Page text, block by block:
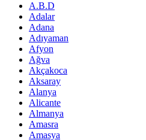
A.B.D
Adalar
Adana
Adıyaman
Afyon
Ağva
Akçakoca
Aksaray
Alanya
Alicante
Almanya
Amasra
Amasya